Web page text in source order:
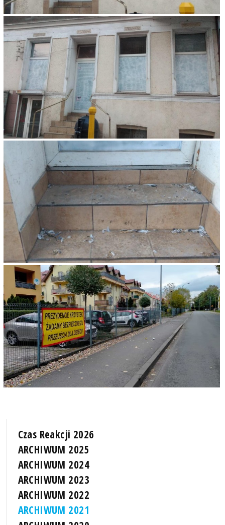
Czas Reakcji 2026
ARCHIWUM 2025
ARCHIWUM 2024
ARCHIWUM 2023
ARCHIWUM 2022
ARCHIWUM 2021